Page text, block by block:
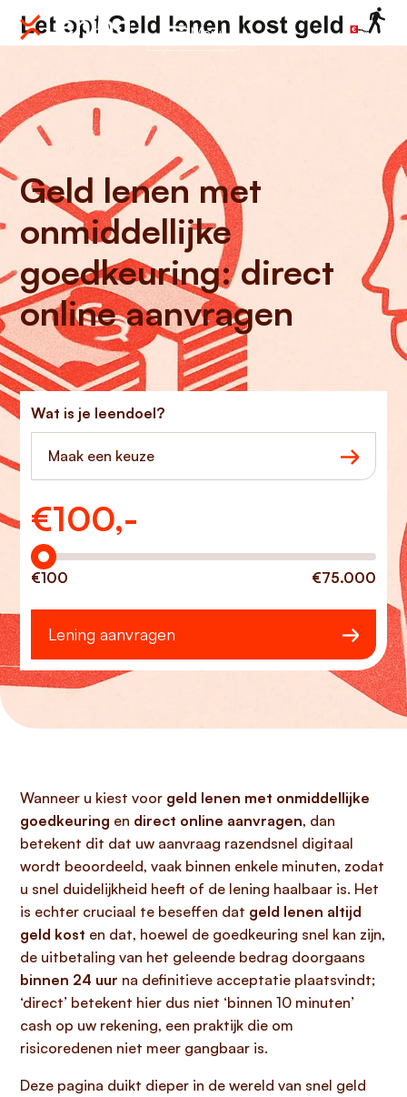
Menu
Geld lenen met
onmiddellijke
goedkeuring: direct
online aanvragen
Wat is je leendoel?
Maak een keuze
€100,-
Hoeveel wilt u lenen?
€100 €75.000
Lening aanvragen
Wanneer u kiest voor geld lenen met onmiddellijke
goedkeuring en direct online aanvragen, dan
betekent dit dat uw aanvraag razendsnel digitaal
wordt beoordeeld, vaak binnen enkele minuten, zodat
u snel duidelijkheid heeft of de lening haalbaar is. Het
is echter cruciaal te beseffen dat geld lenen altijd
geld kost en dat, hoewel de goedkeuring snel kan zijn,
de uitbetaling van het geleende bedrag doorgaans
binnen 24 uur na definitieve acceptatie plaatsvindt;
‘direct’ betekent hier dus niet ‘binnen 10 minuten’
cash op uw rekening, een praktijk die om
risicoredenen niet meer gangbaar is.
Deze pagina duikt dieper in de wereld van snel geld